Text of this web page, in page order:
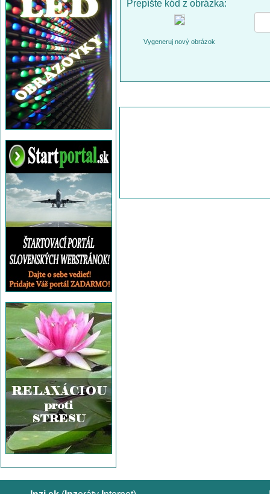
Prepíšte kód z obrázka:
Vygeneruj nový obrázok